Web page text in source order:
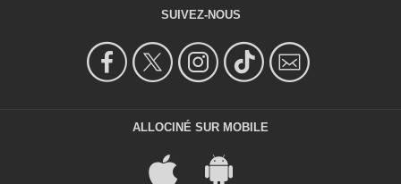
SUIVEZ-NOUS
ALLOCINÉ SUR MOBILE